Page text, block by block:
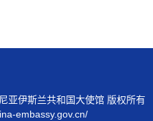
亚伊斯兰共和国大使馆 版权所有
embassy.gov.cn/